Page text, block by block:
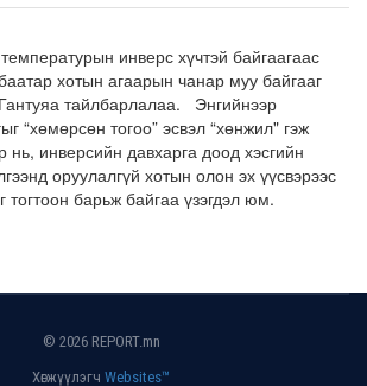
БАЙНА
05, 2026
сондгойгоор зааглан шатахуун олгосноор
ачаалал ХОЁР ДАХИН БУУРСАН
05, 2026
инверс хүчтэй байгаагаас
хотын агаарын чанар муу байгааг
тайлбарлалаа. Энгийнээр
“хөмөрсөн тогоо” эсвэл “хөнжил" гэж
инверсийн давхарга доод хэсгийн
оруулалгүй хотын олон эх үүсвэрээс
тогтоон барьж байгаа үзэгдэл юм.
© 2026 REPORT.mn
Хөгжүүлэгч Websites™